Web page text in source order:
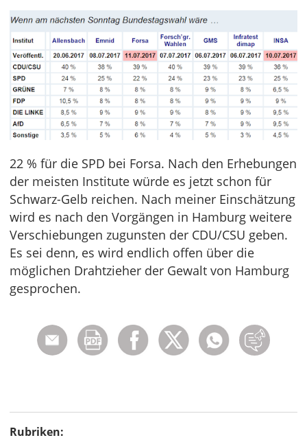
22 % für die SPD bei Forsa. Nach den Erhebungen
der meisten Institute würde es jetzt schon für
Schwarz-Gelb reichen. Nach meiner Einschätzung
wird es nach den Vorgängen in Hamburg weitere
Verschiebungen zugunsten der CDU/CSU geben.
Es sei denn, es wird endlich offen über die
möglichen Drahtzieher der Gewalt von Hamburg
gesprochen.
Rubriken: